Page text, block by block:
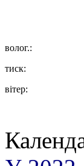
волог.:
тиск:
вітер: